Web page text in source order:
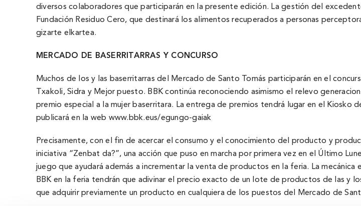
diversos colaboradores que participarán en la presente edición. La gestión del
Fundación Residuo Cero, que destinará los alimentos recuperados a personas
gizarte elkartea.
MERCADO DE BASERRITARRAS Y CONCURSO
Muchos de los y las baserritarras del Mercado de Santo Tomás participarán en el
Txakoli, Sidra y Mejor puesto. BBK continúa reconociendo asimismo el relevo
premio especial a la mujer baserritara. La entrega de premios tendrá lugar en el Kiosko
publicará en la web www.bbk.eus/egungo-gaiak
Precisamente, con el fin de acercar el consumo y el conocimiento del producto y
iniciativa “Zenbat da?”, una acción que puso en marcha por primera vez en el Último
juego que ayudará además a incrementar la venta de productos en la feria. La
BBK en la feria tendrán que adivinar el precio exacto de un lote de productos de las y
que adquirir previamente un producto en cualquiera de los puestos del Mercado de